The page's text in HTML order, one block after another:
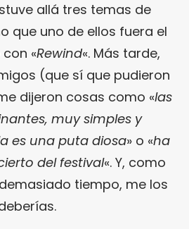
allá tres temas de
que uno de ellos fuera el
«Rewind«. Más tarde,
(que sí que pudieron
dijeron cosas como «las
muy simples y
es una puta diosa» o «ha
del festival«. Y, como
tiempo, me los